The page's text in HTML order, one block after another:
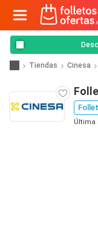
Tiendas Cinesa
Última